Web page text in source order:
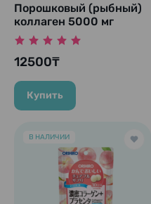
Порошковый (рыбный)
коллаген 5000 мг
"Collagen Powder", на
32 дня.
12500₸
Купить
В НАЛИЧИИ